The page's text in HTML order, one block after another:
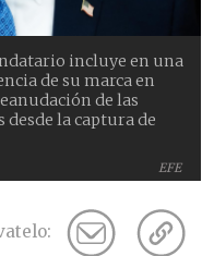
EFE
incluye en una
de su marca en
de las
la captura de